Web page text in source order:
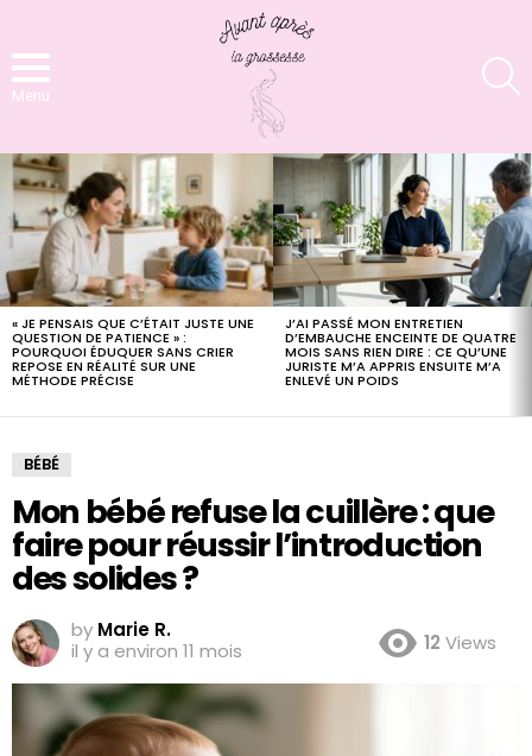
Menu
LATEST
STORIES
« JE PENSAIS QUE C’ÉTAIT JUSTE UNE
QUESTION DE PATIENCE » :
POURQUOI ÉDUQUER SANS CRIER
REPOSE EN RÉALITÉ SUR UNE
MÉTHODE PRÉCISE
J’AI PASSÉ MON ENTRETIEN
D’EMBAUCHE ENCEINTE DE QUATRE
MOIS SANS RIEN DIRE : CE QU’UNE
JURISTE M’A APPRIS ENSUITE M’A
ENLEVÉ UN POIDS
BÉBÉ
Mon bébé refuse la cuillère : que
faire pour réussir l’introduction
des solides ?
by Marie R.
il y a environ 11 mois
12 Views